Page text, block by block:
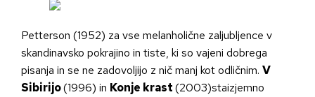
Petterson (1952) za vse melanholične zaljubljence v
skandinavsko pokrajino in tiste, ki so vajeni dobrega
pisanja in se ne zadovoljijo z nič manj kot odličnim. V
Sibirijo(1996) in Konje krast(2003)staizjemno